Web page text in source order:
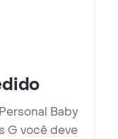
Baby
G você deve